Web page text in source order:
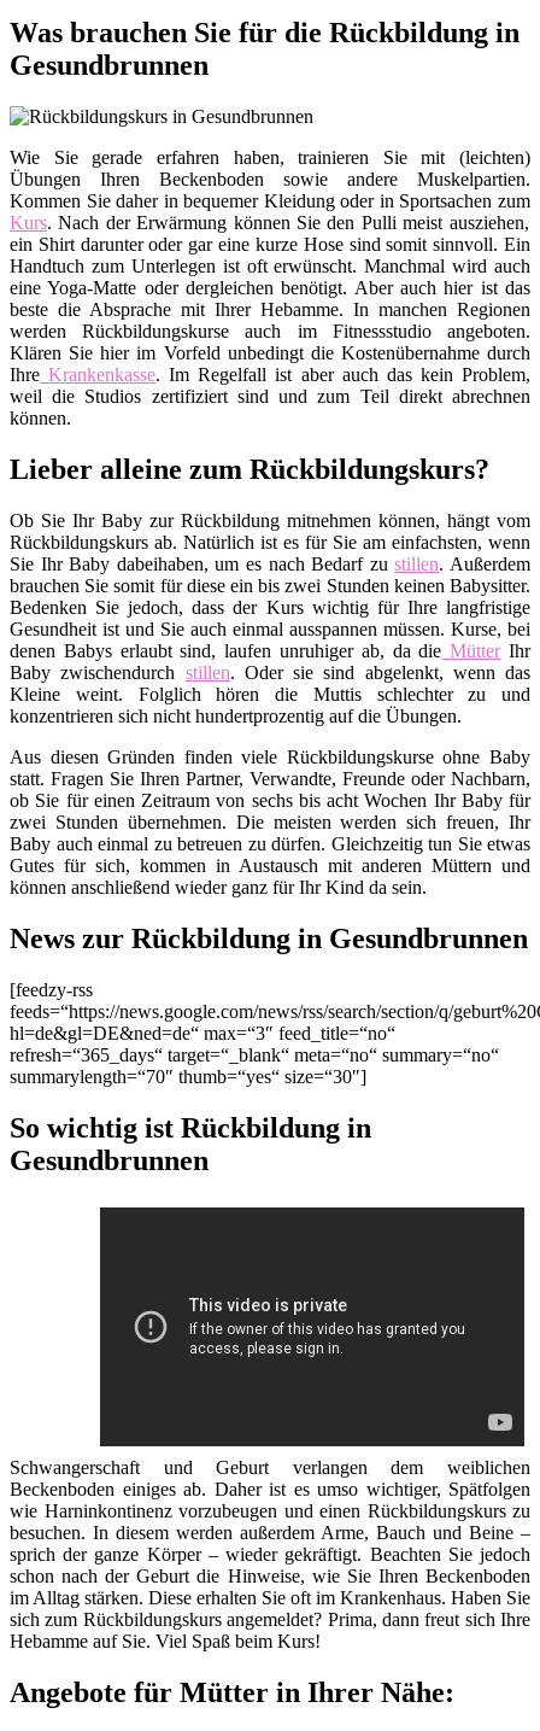
Was brauchen Sie für die Rückbildung in
Gesundbrunnen
Wie Sie gerade erfahren haben, trainieren Sie mit (leichten)
Übungen Ihren Beckenboden sowie andere Muskelpartien.
Kommen Sie daher in bequemer Kleidung oder in Sportsachen zum
Kurs. Nach der Erwärmung können Sie den Pulli meist ausziehen,
ein Shirt darunter oder gar eine kurze Hose sind somit sinnvoll. Ein
Handtuch zum Unterlegen ist oft erwünscht. Manchmal wird auch
eine Yoga-Matte oder dergleichen benötigt. Aber auch hier ist das
beste die Absprache mit Ihrer Hebamme. In manchen Regionen
werden Rückbildungskurse auch im Fitnessstudio angeboten.
Klären Sie hier im Vorfeld unbedingt die Kostenübernahme durch
Ihre Krankenkasse. Im Regelfall ist aber auch das kein Problem,
weil die Studios zertifiziert sind und zum Teil direkt abrechnen
können.
Lieber alleine zum Rückbildungskurs?
Ob Sie Ihr Baby zur Rückbildung mitnehmen können, hängt vom
Rückbildungskurs ab. Natürlich ist es für Sie am einfachsten, wenn
Sie Ihr Baby dabeihaben, um es nach Bedarf zustillen. Außerdem
brauchen Sie somit für diese ein bis zwei Stunden keinen Babysitter.
Bedenken Sie jedoch, dass der Kurs wichtig für Ihre langfristige
Gesundheit ist und Sie auch einmal ausspannen müssen. Kurse, bei
denen Babys erlaubt sind, laufen unruhiger ab, da die MütterIhr
Baby zwischendurch stillen. Oder sie sind abgelenkt, wenn das
Kleine weint. Folglich hören die Muttis schlechter zu und
konzentrieren sich nicht hundertprozentig auf die Übungen.
Aus diesen Gründen finden viele Rückbildungskurse ohne Baby
statt. Fragen Sie Ihren Partner, Verwandte, Freunde oder Nachbarn,
ob Sie für einen Zeitraum von sechs bis acht Wochen Ihr Baby für
zwei Stunden übernehmen. Die meisten werden sich freuen, Ihr
Baby auch einmal zu betreuen zu dürfen. Gleichzeitig tun Sie etwas
Gutes für sich, kommen in Austausch mit anderen Müttern und
können anschließend wieder ganz für Ihr Kind da sein.
News zur Rückbildung in Gesundbrunnen
[feedzy-rss
feeds=“https://news.google.com/news/rss/search/section/q/
hl=de&gl=DE&ned=de“ max=“3″ feed_title=“no“
refresh=“365_days“ target=“_blank“ meta=“no“ summary=“no“
summarylength=“70″ thumb=“yes“ size=“30″]
So wichtig ist Rückbildung in
Gesundbrunnen
Schwangerschaft und Geburt verlangen dem weiblichen
Beckenboden einiges ab. Daher ist es umso wichtiger, Spätfolgen
wie Harninkontinenz vorzubeugen und einen Rückbildungskurs zu
besuchen. In diesem werden außerdem Arme, Bauch und Beine –
sprich der ganze Körper – wieder gekräftigt. Beachten Sie jedoch
schon nach der Geburt die Hinweise, wie Sie Ihren Beckenboden
im Alltag stärken. Diese erhalten Sie oft im Krankenhaus. Haben Sie
sich zum Rückbildungskurs angemeldet? Prima, dann freut sich Ihre
Hebamme auf Sie. Viel Spaß beim Kurs!
Angebote für Mütter in Ihrer Nähe: